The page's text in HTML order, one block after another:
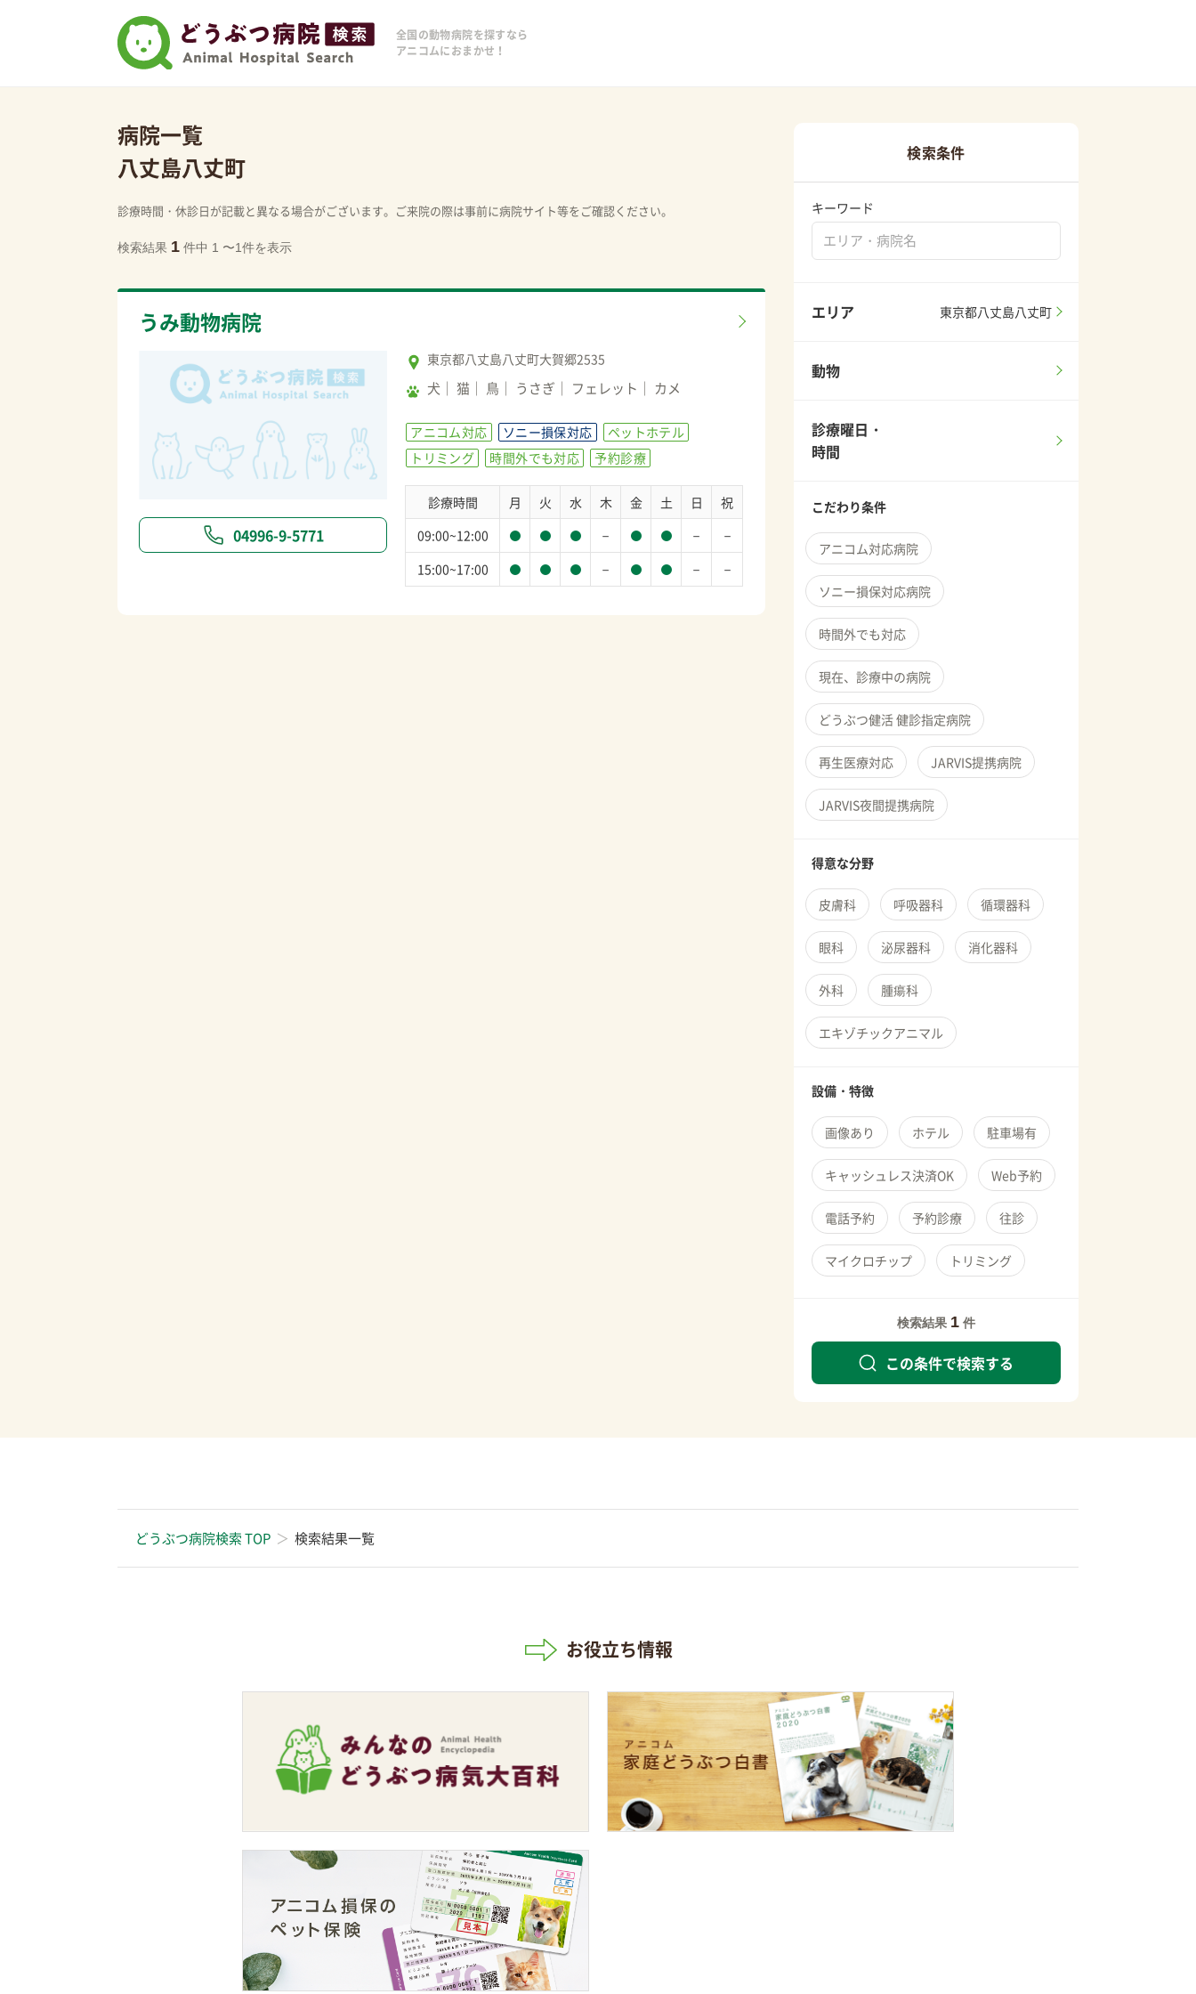
全国の動物病院を探すなら
アニコムにおまかせ！
病院一覧
八丈島八丈町
診療時間・休診日が記載と異なる場合がございます。ご来院の際は事前に病院サイト等をご確認ください。
検索結果 1 件中 1 〜1件を表示
うみ動物病院
04996-9-5771
東京都八丈島八丈町大賀郷2535
犬 猫 鳥 うさぎ フェレット カメ
アニコム対応 ソニー損保対応
ペットホテル
トリミング
時間外でも対応 予約診療
診療時間 月 火 水 木 金 土 日
祝
09:00~12:00
－ － －
15:00~17:00 － － －
検索条件
キーワード
エリア 東京都八丈島八丈町
動物
診療曜日・
時間
こだわり条件
アニコム対応病院
ソニー損保対応病院
時間外でも対応
現在、診療中の病院
どうぶつ健活 健診指定病院
再生医療対応 JARVIS提携病院
JARVIS夜間提携病院
得意な分野
皮膚科 呼吸器科 循環器科
眼科 泌尿器科 消化器科
外科 腫瘍科
エキゾチックアニマル
設備・特徴
画像あり ホテル 駐車場有
キャッシュレス決済OK Web予約
電話予約 予約診療 往診
マイクロチップ トリミング
検索結果 1 件
この条件で検索する
どうぶつ病院検索 TOP 検索結果一覧
お役立ち情報